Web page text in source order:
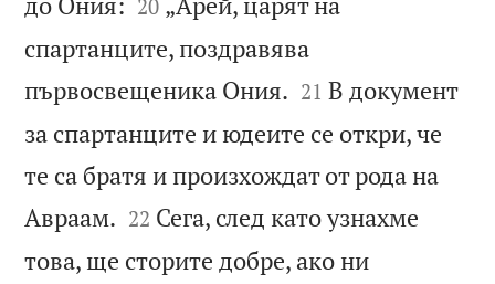
20
спартанците, поздравява
първосвещеника Ония. 

21 В документ
за спартанците и юдеите се откри, че
те са братя и произхождат от рода на
Авраам. 

22 Сега, след като узнахме
това, ще сторите добре, ако ни